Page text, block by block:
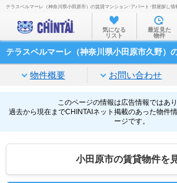
お部屋を探す
沿線・駅から
家賃相場から
通勤通学時間
物件特集から
不動産会社か
TOP
テラスベルマーレ（神奈川県小田原市）の賃貸マンション･アパート･部屋探し情
気になる
リスト
最近見た
物件
テラスベルマーレ（神奈川県小田原市久野）
物件概要 お問い合わせ
このページの情報は広告情報ではあり
過去から現在までCHINTAIネット掲載のあった物件
ージです。
小田原市の賃貸物件を